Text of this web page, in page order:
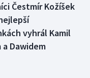
Čestmír Kožíšek
vyhrál Kamil
Dawidem